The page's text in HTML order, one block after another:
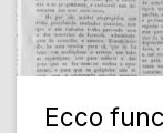
Ecco